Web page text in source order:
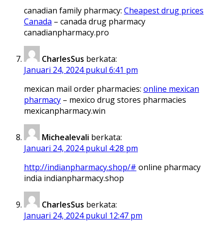
canadian family pharmacy: Cheapest drug prices
Canada – canada drug pharmacy
canadianpharmacy.pro
CharlesSus berkata:
Januari 24, 2024 pukul 6:41 pm
mexican mail order pharmacies: online mexican
pharmacy – mexico drug stores pharmacies
mexicanpharmacy.win
Michealevali berkata:
Januari 24, 2024 pukul 4:28 pm
http://indianpharmacy.shop/# online pharmacy
india indianpharmacy.shop
CharlesSus berkata:
Januari 24, 2024 pukul 12:47 pm